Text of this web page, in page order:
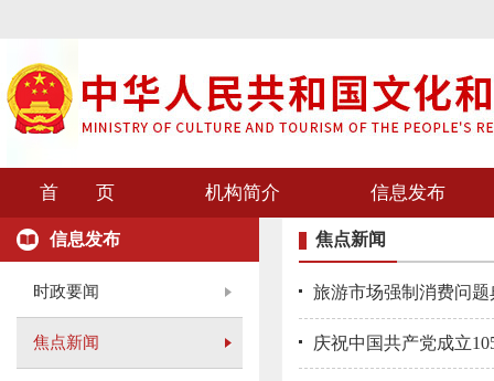
首 页 机构简介 信息发布
信息发布
时政要闻
焦点新闻
焦点新闻
旅游市场强制消费问
庆祝中国共产党成立